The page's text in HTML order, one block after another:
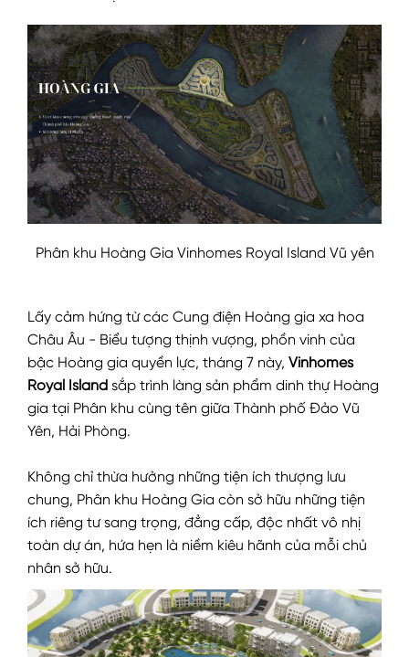
Phân khu Hoàng Gia Vinhomes Royal Island Vũ yên
Lấy cảm hứng từ các Cung điện Hoàng gia xa hoa
Châu Âu - Biểu tượng thịnh vượng, phồn vinh của
bậc Hoàng gia quyền lực, tháng 7 này, Vinhomes
Royal Island sắp trình làng sản phẩm dinh thự Hoàng
gia tại Phân khu cùng tên giữa Thành phố Đảo Vũ
Yên, Hải Phòng.
Không chỉ thừa hưởng những tiện ích thượng lưu
chung, Phân khu Hoàng Gia còn sở hữu những tiện
ích riêng tư sang trọng, đẳng cấp, độc nhất vô nhị
toàn dự án, hứa hẹn là niềm kiêu hãnh của mỗi chủ
nhân sở hữu.